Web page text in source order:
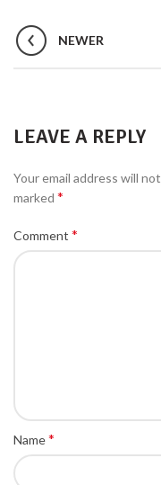
NEWER
LEAVE A REPLY
Your email address will
marked *
Comment *
Name*